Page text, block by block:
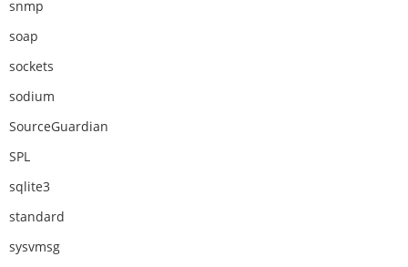
snmp
soap
sockets
sodium
SourceGuardian
SPL
sqlite3
standard
sysvmsg